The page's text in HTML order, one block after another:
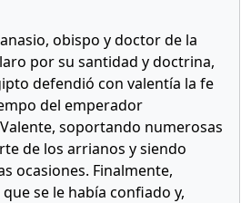
obispo y doctor de la
por su santidad y doctrina,
defendió con valentía la fe
del emperador
soportando numerosas
de los arrianos y siendo
ocasiones. Finalmente,
se le había confiado y,